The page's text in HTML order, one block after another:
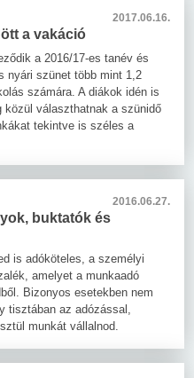
2017.06.16.
a vakáció
a 2016/17-es tanév és
nyári szünet több mint 1,2
számára. A diákok idén is
közül választhatnak a szünidő
tekintve is széles a
2016.06.27.
buktatók és
is adóköteles, a személyi
amelyet a munkaadó
Bizonyos esetekben nem
tisztában az adózással,
munkát vállalnod.